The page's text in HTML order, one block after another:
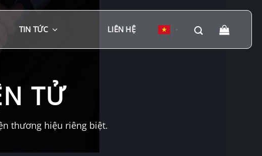
TIN TỨC LIÊN HỆ
TỬ
thương hiệu riêng biệt.